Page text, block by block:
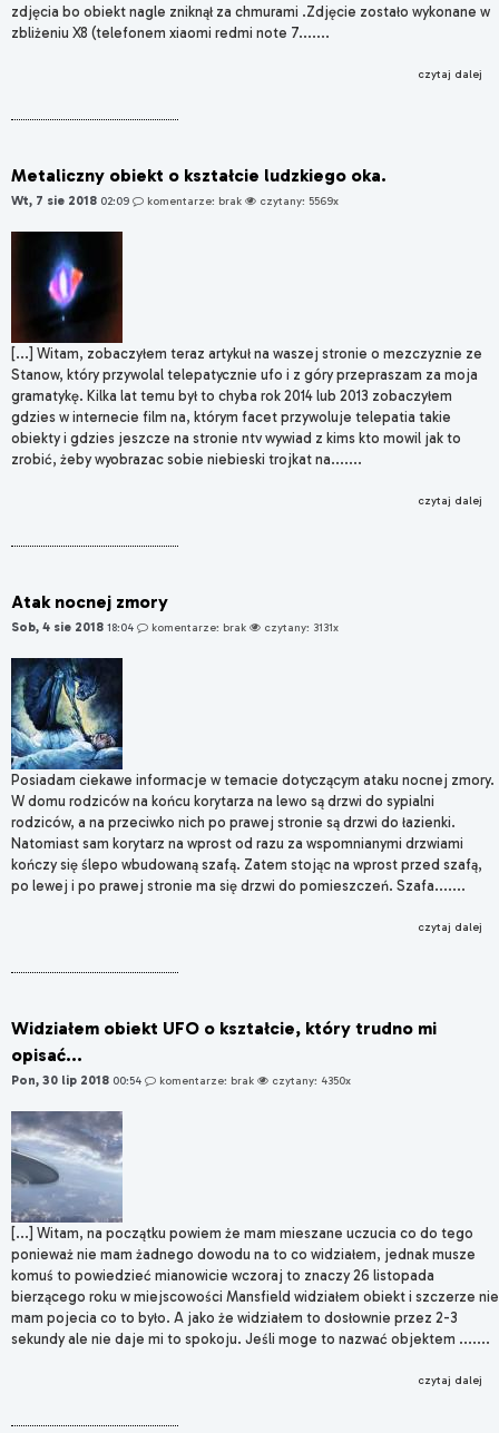
zdjęcia bo obiekt nagle zniknął za chmurami .Zdjęcie zostało wykonane w
zbliżeniu X8 (telefonem xiaomi redmi note 7.......
czytaj dalej
Metaliczny obiekt o kształcie ludzkiego oka.
Wt, 7 sie 2018 02:09 komentarze: brak czytany: 5569x
[...] Witam, zobaczyłem teraz artykuł na waszej stronie o mezczyznie ze
Stanow, który przywolal telepatycznie ufo i z góry przepraszam za moja
gramatykę. Kilka lat temu był to chyba rok 2014 lub 2013 zobaczyłem
gdzies w internecie film na, którym facet przywoluje telepatia takie
obiekty i gdzies jeszcze na stronie ntv wywiad z kims kto mowil jak to
zrobić, żeby wyobrazac sobie niebieski trojkat na.......
czytaj dalej
Atak nocnej zmory
Sob, 4 sie 2018 18:04 komentarze: brak czytany: 3131x
Posiadam ciekawe informacje w temacie dotyczącym ataku nocnej zmory.
W domu rodziców na końcu korytarza na lewo są drzwi do sypialni
rodziców, a na przeciwko nich po prawej stronie są drzwi do łazienki.
Natomiast sam korytarz na wprost od razu za wspomnianymi drzwiami
kończy się ślepo wbudowaną szafą. Zatem stojąc na wprost przed szafą,
po lewej i po prawej stronie ma się drzwi do pomieszczeń. Szafa.......
czytaj dalej
Widziałem obiekt UFO o kształcie, który trudno mi
opisać...
Pon, 30 lip 2018 00:54 komentarze: brak czytany: 4350x
[...] Witam, na początku powiem że mam mieszane uczucia co do tego
ponieważ nie mam żadnego dowodu na to co widziałem, jednak musze
komuś to powiedzieć mianowicie wczoraj to znaczy 26 listopada
bierzącego roku w miejscowości Mansfield widziałem obiekt i szczerze nie
mam pojecia co to było. A jako że widziałem to dosłownie przez 2-3
sekundy ale nie daje mi to spokoju. Jeśli moge to nazwać objektem .......
czytaj dalej